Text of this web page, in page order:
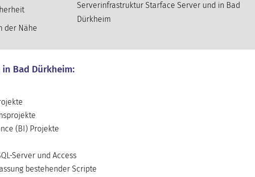
der Nähe
Serverinfrastruktur Starface Server und in Bad
Dürkheim
Bad Dürkheim:
(BI) Projekte
Server und Access
bestehender Scripte